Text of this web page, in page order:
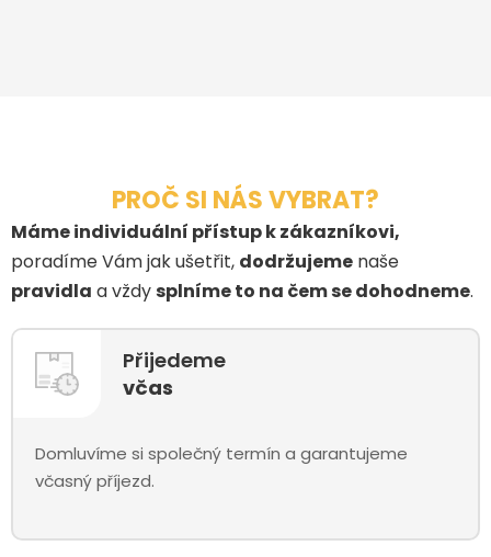
PROČ SI NÁS VYBRAT?
Máme individuální přístup k zákazníkovi,
poradíme Vám jak ušetřit, dodržujeme naše
pravidla a vždy splníme to na čem se dohodneme.
Přijedeme
včas
Domluvíme si společný termín a garantujeme
včasný příjezd.